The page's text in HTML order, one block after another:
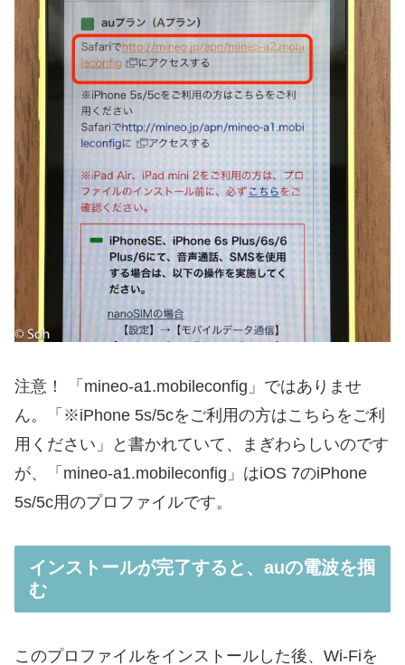
注意！
「mineo-a1.mobileconfig」ではありませ
ん。「※iPhone 5s/5cをご利用の方はこちらをご利
用ください」と書かれていて、まぎわらしいのです
が、「mineo-a1.mobileconfig」はiOS 7のiPhone
5s/5c用のプロファイルです。
インストールが完了すると、auの電波を掴
む
このプロファイルをインストールした後、Wi-Fiを